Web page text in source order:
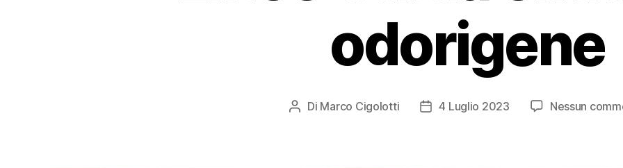
odorigene
Autore
Di Marco Cigolotti
Data4 Luglio 2023 Nessun